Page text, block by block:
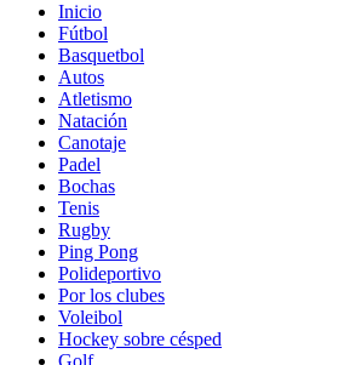
Inicio
Fútbol
Basquetbol
Autos
Atletismo
Natación
Canotaje
Padel
Bochas
Tenis
Rugby
Ping Pong
Polideportivo
Por los clubes
Voleibol
Hockey sobre césped
Golf